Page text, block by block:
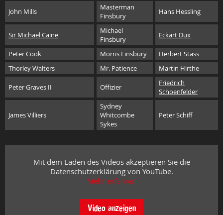
John Mills
Masterman
Finsbury
Hans Hessling
Sir Michael Caine
Michael
Finsbury
Eckart Dux
Peter Cook Morris Finsbury
Herbert Stass
Thorley Walters
Mr. Patience Martin Hirthe
Peter Graves II Offizier
Friedrich
Schoenfelder
James Villiers
Sydney
Whitcombe
Sykes
Peter Schiff
Mit dem Laden des Videos akzeptieren Sie die
Datenschutzerklärung von YouTube.
Mehr erfahren
Video anzeigen